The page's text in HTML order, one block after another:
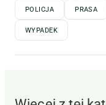
POLICJA PRASA
WYPADEK